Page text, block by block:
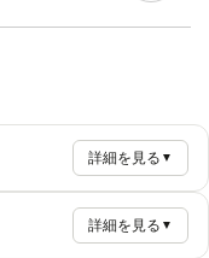
詳細を見る ▼
詳細を見る ▼